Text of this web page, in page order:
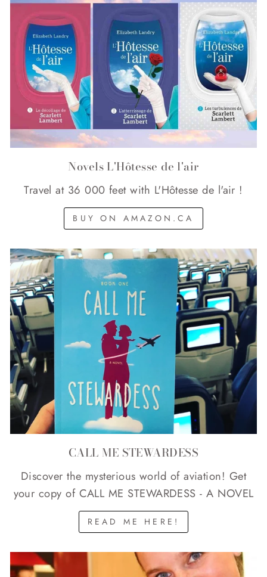
Novels L'Hôtesse de l'air
Travel at 36 000 feet with L'Hôtesse de l'air !
BUY ON AMAZON.CA
CALL ME STEWARDESS
Discover the mysterious world of aviation! Get
your copy of CALL ME STEWARDESS - A NOVEL
READ ME HERE!